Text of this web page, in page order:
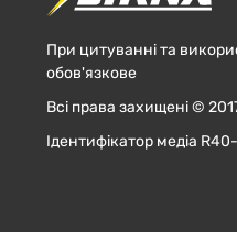
При цитуванні та
обов'язкове
Всі права захищені ©
Ідентифікатор медіа